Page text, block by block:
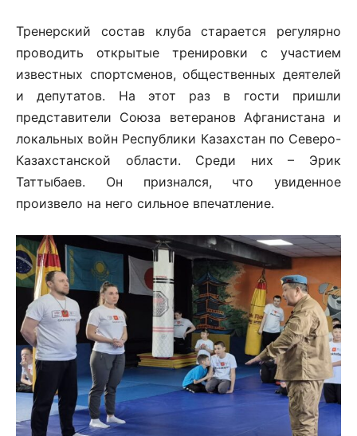
Тренерский состав клуба старается регулярно
проводить открытые тренировки с участием
известных спортсменов, общественных деятелей
и депутатов. На этот раз в гости пришли
представители Союза ветеранов Афганистана и
локальных войн Республики Казахстан по Северо-
Казахстанской области. Среди них – Эрик
Таттыбаев. Он признался, что увиденное
произвело на него сильное впечатление.